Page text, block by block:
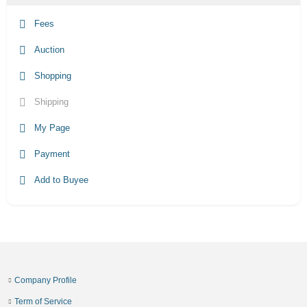
Fees
Auction
Shopping
Shipping
My Page
Payment
Add to Buyee
Company Profile
Term of Service